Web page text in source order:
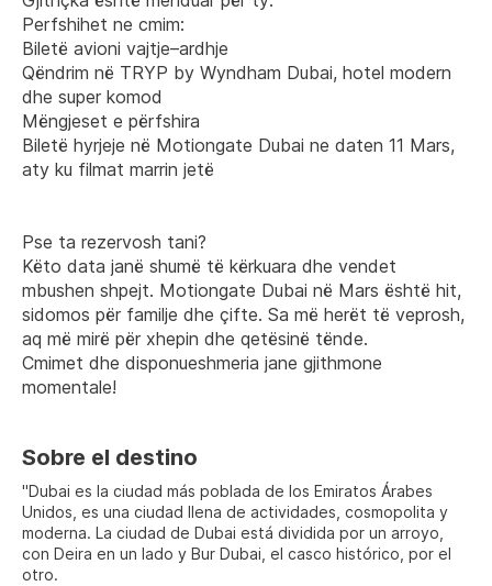
Perfshihet ne cmim:
Biletë avioni vajtje–ardhje
Qëndrim në TRYP by Wyndham Dubai, hotel modern
dhe super komod
Mëngjeset e përfshira
Biletë hyrjeje në Motiongate Dubai ne daten 11 Mars,
aty ku filmat marrin jetë
Pse ta rezervosh tani?
Këto data janë shumë të kërkuara dhe vendet
mbushen shpejt. Motiongate Dubai në Mars është hit,
sidomos për familje dhe çifte. Sa më herët të veprosh,
aq më mirë për xhepin dhe qetësinë tënde.
Cmimet dhe disponueshmeria jane gjithmone
momentale!
Sobre el destino
"Dubai es la ciudad más poblada de los Emiratos Árabes
Unidos, es una ciudad llena de actividades, cosmopolita y
moderna. La ciudad de Dubai está dividida por un arroyo,
con Deira en un lado y Bur Dubai, el casco histórico, por el
otro.